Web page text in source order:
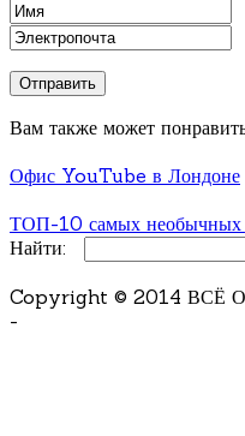
Вам также может
Офис YouTube в Лондоне
ТОП-10 самых необычных
Найти:
Copyright © 2014 ВСЁ
-